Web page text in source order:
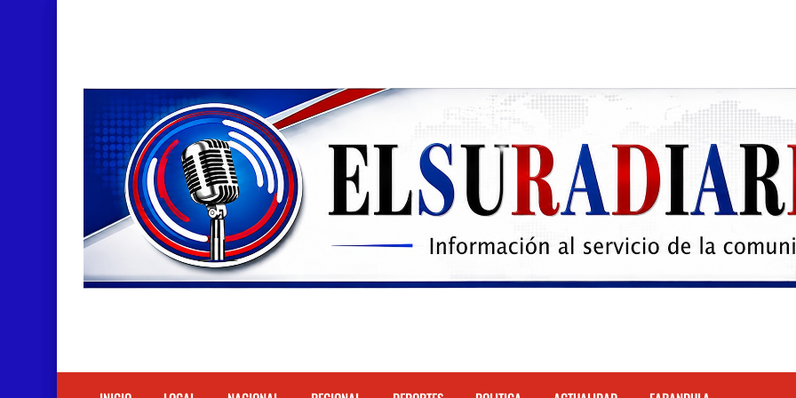
Doctora Magandys Cuevas maltrata pacientes en el Hospital de Cabral.